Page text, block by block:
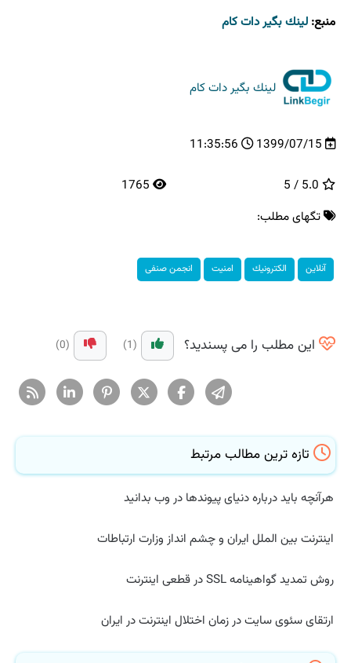
منبع: لینك بگیر دات كام
لینك بگیر دات كام
1399/07/15
11:35:56
تگهای مطلب:
آنلاین الكترونیك امنیت انجمن صنفی
این مطلب را می پسندید؟ (1)
(0)
تازه ترین مطالب مرتبط
هرآنچه باید درباره دنیای پیوندها در وب بدانید
اینترنت بین الملل ایران و چشم انداز وزارت ارتباطات
روش تمدید گواهینامه SSL در قطعی اینترنت
ارتقای سئوی سایت در زمان اختلال اینترنت در ایران